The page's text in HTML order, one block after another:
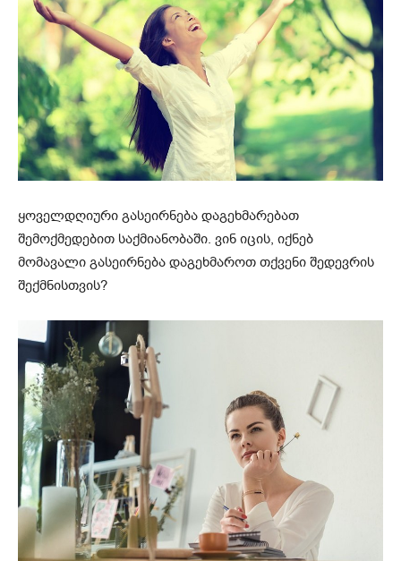
ყოველდღიური გასეირნება დაგეხმარებათ
შემოქმედებით საქმიანობაში. ვინ იცის, იქნებ
მომავალი გასეირნება დაგეხმაროთ თქვენი შედევრის
შექმნისთვის?